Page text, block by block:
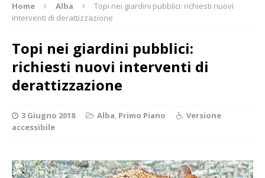
Home Alba
Topi nei giardini pubblici: richiesti nuovi
interventi di derattizzazione
Topi nei giardini pubblici:
richiesti nuovi interventi di
derattizzazione
3 Giugno 2018 Alba, Primo Piano
Versione
accessibile